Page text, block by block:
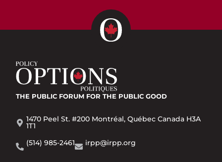
THE PUBLIC FORUM FOR THE PUBLIC GOOD
1470 Peel St. #200 Montréal, Québec Canada H3A
1T1
(514) 985-2461
irpp@irpp.org